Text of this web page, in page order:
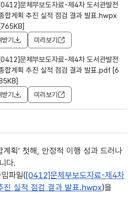
[0412]문체부보도자료-제4차 도서관발전
합계획 추진 실적 점검 결과 발표.hwpx
[765KB]
받기 미리보기
[0412]문체부보도자료-제4차 도서관발전
합계획 추진 실적 점검 결과 발표.pdf [6
받기 미리보기
계획’ 첫해, 안정적 이행 성과 드러나
다.
파일([0412]문체부보도자료-제4차
진 실적 점검 결과 발표.hwpx)을